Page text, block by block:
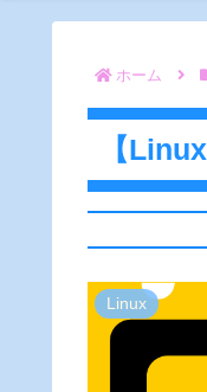
ホーム
【
Linux